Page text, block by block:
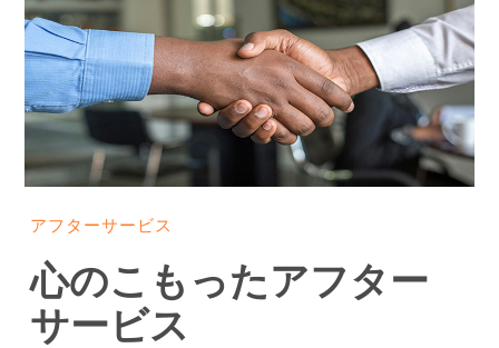
アフターサービス
心のこもったアフター
サービス